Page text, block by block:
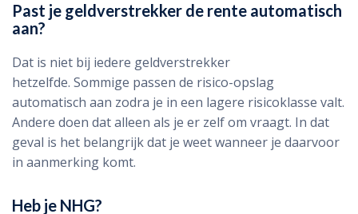
Past je geldverstrekker de rente automatisch
aan?
Dat is niet bij iedere geldverstrekker
hetzelfde. Sommige passen de risico-opslag
automatisch aan zodra je in een lagere risicoklasse valt.
Andere doen dat alleen als je er zelf om vraagt. In dat
geval is het belangrijk dat je weet wanneer je daarvoor
in aanmerking komt.
Heb je NHG?